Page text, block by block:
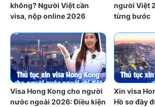
không? Người Việt cần
visa, nộp online 2026
người Việt
từng bước
Visa Hong Kong cho người
nước ngoài 2026: Điều kiện
Xin visa
Hồ sơ đầy